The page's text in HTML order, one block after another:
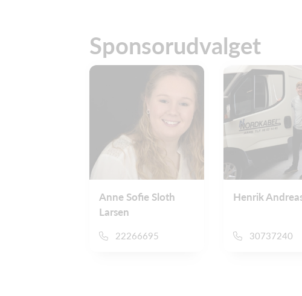
Sponsorudvalget
Anne Sofie Sloth
Larsen
22266695
Henrik
30737240